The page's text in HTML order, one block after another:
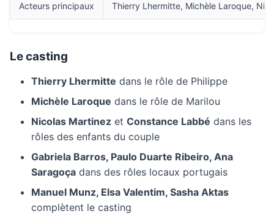
Acteurs principaux Thierry Lhermitte, Michèle Laroque,
Le casting
Thierry Lhermitte dans le rôle de Philippe
Michèle Laroque dans le rôle de Marilou
Nicolas Martinez et Constance Labbé dans les
rôles des enfants du couple
Gabriela Barros, Paulo Duarte Ribeiro, Ana
Saragoça dans des rôles locaux portugais
Manuel Munz, Elsa Valentim, Sasha Aktas
complètent le casting